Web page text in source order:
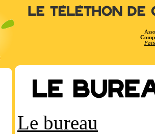
Le Téléthon de
Le
Le bureau